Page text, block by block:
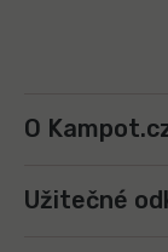
O
Užitečné